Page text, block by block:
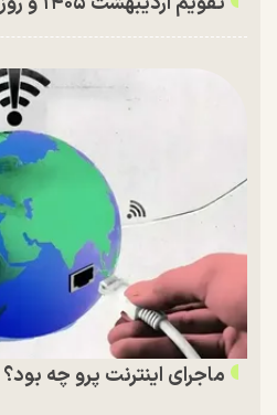
ماجرای اینترنت پرو چه بود؟